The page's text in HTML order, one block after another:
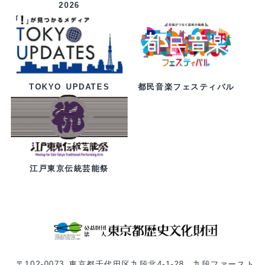
2026
TOKYO UPDATES 都民音楽フェスティバル
江戸東京伝統芸能祭